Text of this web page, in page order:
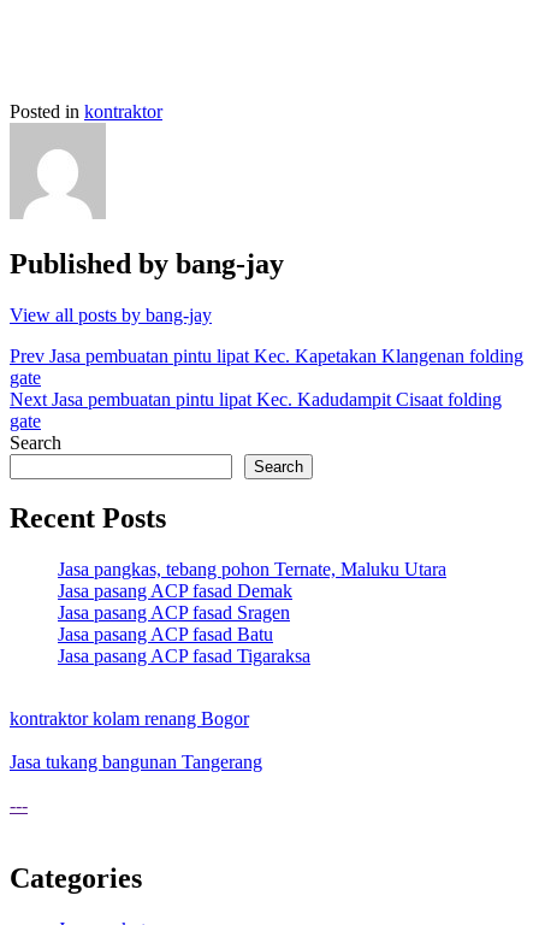
Posted in kontraktor
Published by bang-jay
View all posts by bang-jay
Post
navigation
Prev Jasa pembuatan pintu lipat Kec. Kapetakan Klangenan folding
gate
Next Jasa pembuatan pintu lipat Kec. Kadudampit Cisaat folding
gate
Search
Search
Recent Posts
Jasa pangkas, tebang pohon Ternate, Maluku Utara
Jasa pasang ACP fasad Demak
Jasa pasang ACP fasad Sragen
Jasa pasang ACP fasad Batu
Jasa pasang ACP fasad Tigaraksa
kontraktor kolam renang Bogor
Jasa tukang bangunan Tangerang
---
Categories